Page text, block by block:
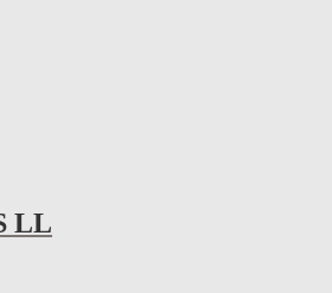
LL